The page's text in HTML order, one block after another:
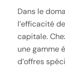
Dans le
l’efficacité
capitale.
une gamme
d’offres